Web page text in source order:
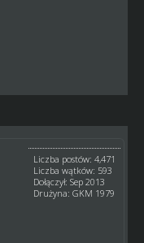
Liczba postów: 4,471
Liczba wątków: 593
Dołączył: Sep 2013
Drużyna: GKM 1979